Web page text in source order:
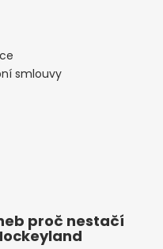
smlouvy
proč nestačí